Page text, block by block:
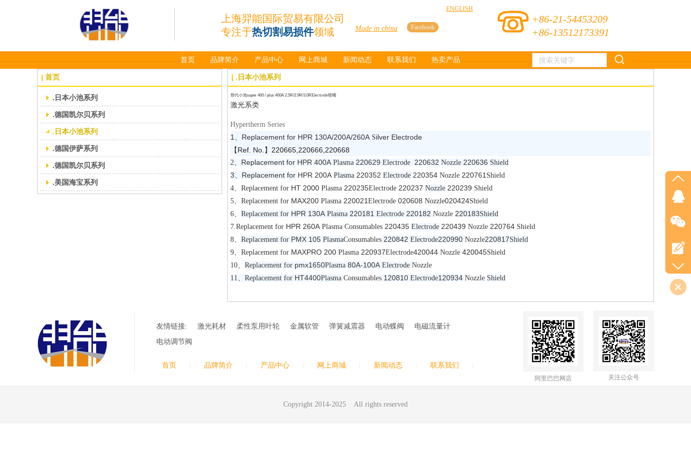
+86-21-54453209
+86-13512173391
上海羿能国际贸易有限公司
专注于热切割易损件领域
ENGLISH
Facebook
Made in china
首页 品牌简介 产品中心 网上商城 新闻动态 联系我们 热卖产品
首页
.日本小池系列
.德国凯尔贝系列
.日本小池系列
.德国伊萨系列
.德国凯尔贝系列
.美国海宝系列
.日本小池系列
替代小池super 400 / plus 400A 2.5R/2.9R/3.0RElectrode喷嘴
激光系类
Hypertherm Series
1、 Replacement for HPR 130A/200A/260ASilver Electrode
【Ref. No. 】 220665,220666,220668
2、 Replacement for HPR 400A Plasma 220629 Electrode 220632 Nozzle 220636 Shield
3、 Replacement for HPR 200A Plasma 220352 Electrode 220354 Nozzle 220761 Shield
4、 Replacement for HT 2000 Plasma 220235Electrode 220237 Nozzle 220239 Shield
5、 Replacement for MAX200 Plasma 220021 Electrode 020608 Nozzle020424Shield
6、 Replacement for HPR 130A Plasma 220181 Electrode 220182 Nozzle 220183Shield
7.Replacement for HPR 260A Plasma Consumables 220435 Electrode 220439 Nozzle 220764 Shield
8、 Replacement for PMX 105 PlasmaConsumables 220842 Electrode220990 Nozzle220817Shield
9、 Replacement for MAXPRO 200 Plasma 220937Electrode420044 Nozzle 420045Shield
10、 Replacement for pmx1650Plasma 80A-100A Electrode Nozzle
11、 Replacement for HT4400Plasma Consumables 120810 Electrode120934 Nozzle Shield
首页 品牌简介 产品中心 网上商城 新闻动态 联系我们
友情链接: 激光耗材 柔性泵用叶轮 金属软管 弹簧减震器 电动蝶阀
电磁流量计
电动调节阀
阿里巴巴网店 关注公众号
Copyright 2014-2025 All rights reserved